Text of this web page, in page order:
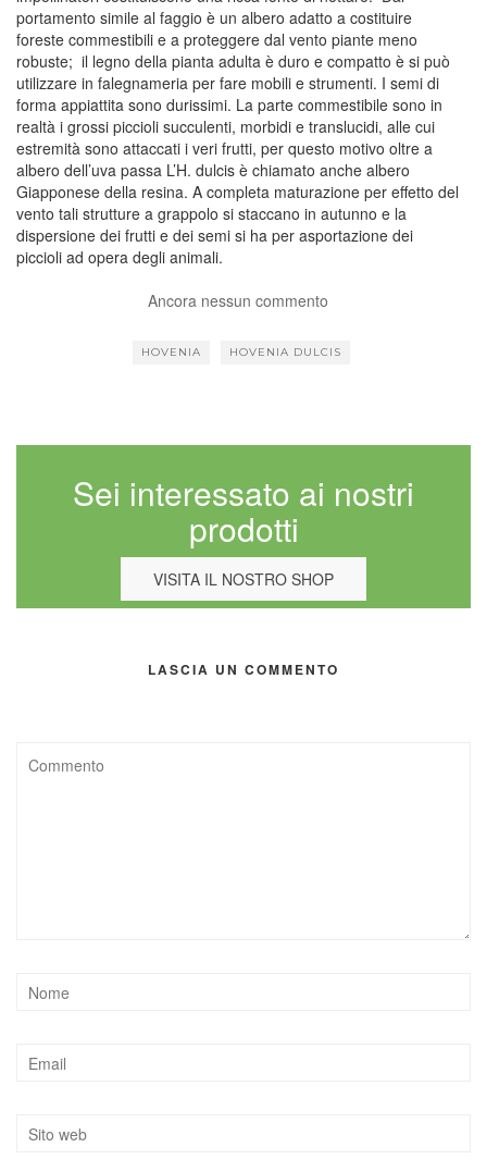
portamento simile al faggio è un albero adatto a costituire
foreste commestibili e a proteggere dal vento piante meno
robuste; il legno della pianta adulta è duro e compatto è si può
utilizzare in falegnameria per fare mobili e strumenti. I semi di
forma appiattita sono durissimi. La parte commestibile sono in
realtà i grossi piccioli succulenti, morbidi e translucidi, alle cui
estremità sono attaccati i veri frutti, per questo motivo oltre a
albero dell’uva passa L’H. dulcis è chiamato anche albero
Giapponese della resina. A completa maturazione per effetto del
vento tali strutture a grappolo si staccano in autunno e la
dispersione dei frutti e dei semi si ha per asportazione dei
piccioli ad opera degli animali.
Ancora nessun commento
HOVENIA HOVENIA DULCIS
Sei interessato ai nostri
prodotti
VISITA IL NOSTRO SHOP
LASCIA UN COMMENTO